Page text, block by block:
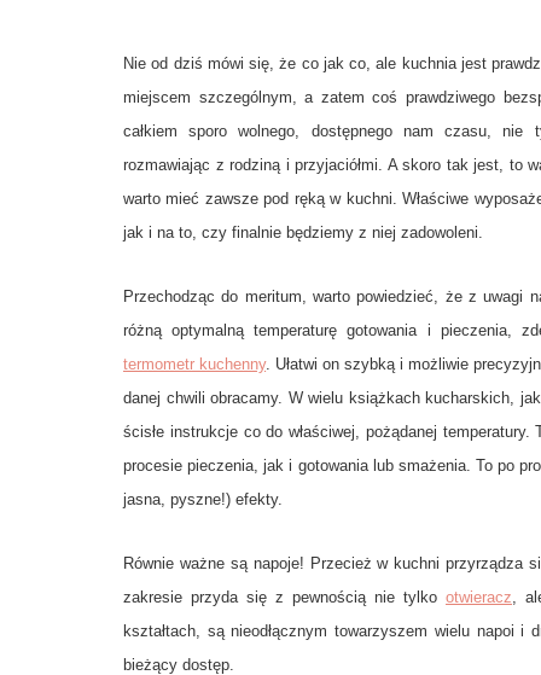
Nie od dziś mówi się, że co jak co, ale kuchnia jest
miejscem szczególnym, a zatem coś prawdziwego
całkiem sporo wolnego, dostępnego nam czasu, nie
rozmawiając z rodziną i przyjaciółmi. A skoro tak jest, to
warto mieć zawsze pod ręką w kuchni. Właściwe
jak i na to, czy finalnie będziemy z niej zadowoleni.
Przechodząc do meritum, warto powiedzieć, że z uwagi
różną optymalną temperaturę gotowania i pieczenia,
termometr kuchenny. Ułatwi on szybką i możliwie
danej chwili obracamy. W wielu książkach kucharskich,
ścisłe instrukcje co do właściwej, pożądanej
procesie pieczenia, jak i gotowania lub smażenia. To po
jasna, pyszne!) efekty.
Równie ważne są napoje! Przecież w kuchni przyrządza
zakresie przyda się z pewnością nie tylko otwieracz ,
kształtach, są nieodłącznym towarzyszem wielu napoi
bieżący dostęp.